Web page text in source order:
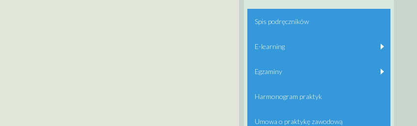
Spis podręczników
E-learning
Egzaminy
Harmonogram praktyk
Umowa o praktykę zawodową